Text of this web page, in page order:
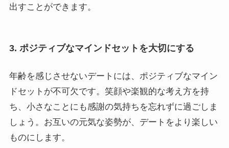
出すことができます。
3. ポジティブなマインドセットを大切にする
年齢を感じさせないデートには、ポジティブなマイン
ドセットが不可欠です。笑顔や楽観的な考え方を持
ち、小さなことにも感謝の気持ちを忘れずに過ごしま
しょう。お互いの元気な姿勢が、デートをより楽しい
ものにします。